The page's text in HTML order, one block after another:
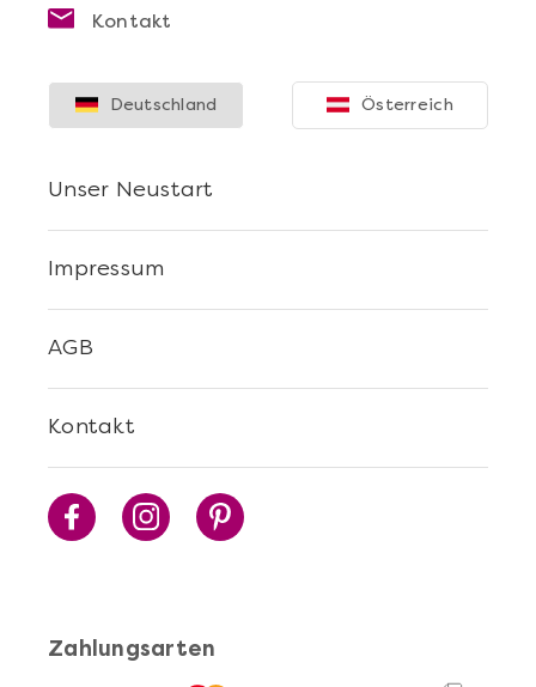
Kontakt
Zahlungsarten
Kontakt
AGB
Impressum
Unser Neustart
Deutschland Österreich